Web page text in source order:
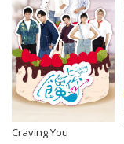
Craving You